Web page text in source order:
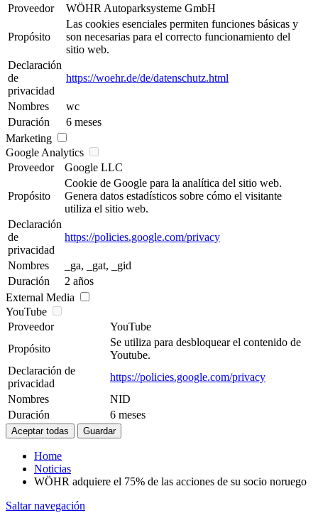
Proveedor
WÖHR Autoparksysteme GmbH
Propósito
Las cookies esenciales permiten funciones básicas y
son necesarias para el correcto funcionamiento del
sitio web.
Declaración
de
privacidad
https://woehr.de/de/datenschutz.html
Nombres
wc
Duración
6 meses
Marketing
Google Analytics
Proveedor
Google LLC
Propósito
Cookie de Google para la analítica del sitio web.
Genera datos estadísticos sobre cómo el visitante
utiliza el sitio web.
Declaración
de
privacidad
https://policies.google.com/privacy
Nombres
_ga, _gat, _gid
Duración
2 años
External Media
YouTube
Proveedor
YouTube
Propósito
Se utiliza para desbloquear el contenido de
Youtube.
Declaración de
privacidad
https://policies.google.com/privacy
Nombres
NID
Duración
6 meses
Home
Noticias
WÖHR adquiere el 75% de las acciones de su socio noruego
Saltar navegación